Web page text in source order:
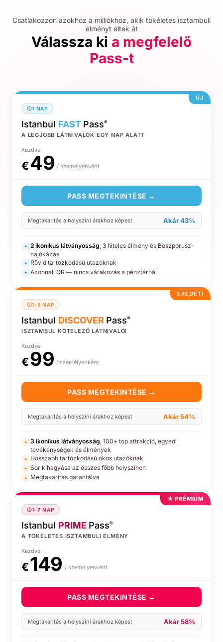
Csatlakozzon azokhoz a milliókhoz, akik tökéletes isztambuli
élményt éltek át
Válassza ki a megfelelő
Pass-t
ÚJ
1 NAP
Istanbul FAST Pass®
A LEGJOBB LÁTNIVALÓK EGY NAP ALATT
Kezdve
€49 / személyenként
PASS MEGTEKINTÉSE →
Megtakarítás a helyszíni árakhoz képest Akár 43%
✦ 2 ikonikus látványosság , 3 hiteles élmény és Boszporusz-
hajókázás
✦ Rövid tartózkodású utazóknak
✦ Azonnali QR — nincs várakozás a pénztárnál
EREDETI
1-5 NAP
Istanbul DISCOVER Pass®
ISZTAMBUL KÖTELEZŐ LÁTNIVALÓI
Kezdve
€99 / személyenként
PASS MEGTEKINTÉSE →
Megtakarítás a helyszíni árakhoz képest Akár 54%
✦ 3 ikonikus látványosság, 100+ top attrakció, egyedi
tevékenységek és élmények
✦ Hosszabb tartózkodású okos utazóknak
✦ Sor kihagyása az összes főbb helyszínen
✦ Megtakarítás garantálva
★ PRÉMIUM
1-7 NAP
Istanbul PRIME Pass®
A TÖKÉLETES ISZTAMBULI ÉLMÉNY
Kezdve
€149 / személyenként
PASS MEGTEKINTÉSE →
Megtakarítás a helyszíni árakhoz képest Akár 58%